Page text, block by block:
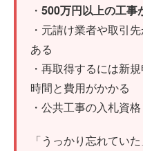
・ 500万円以上の工事
・元請け業者や取引
ある
・再取得するには新
時間と費用がかかる
・公共工事の入札資
「うっかり忘れてい